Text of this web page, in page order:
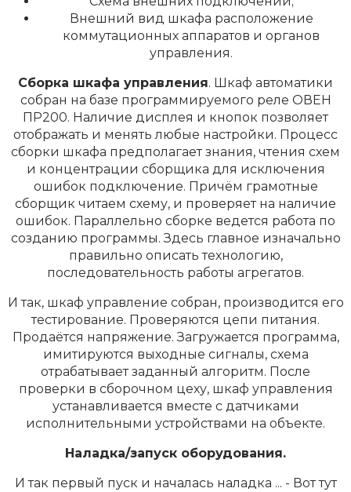
Внешний вид шкафа расположение
коммутационных аппаратов и органов
управления.
Сборка шкафа управления. Шкаф автоматики
собран на базе программируемого реле ОВЕН
ПР200. Наличие дисплея и кнопок позволяет
отображать и менять любые настройки. Процесс
сборки шкафа предполагает знания, чтения схем
и концентрации сборщика для исключения
ошибок подключение. Причём грамотные
сборщик читаем схему, и проверяет на наличие
ошибок. Параллельно сборке ведется работа по
созданию программы. Здесь главное изначально
правильно описать технологию,
последовательность работы агрегатов.
И так, шкаф управление собран, производится его
тестирование. Проверяются цепи питания.
Продаётся напряжение. Загружается программа,
имитируются выходные сигналы, схема
отрабатывает заданный алгоритм. После
проверки в сборочном цеху, шкаф управления
устанавливается вместе с датчиками
исполнительными устройствами на объекте.
Наладка/запуск оборудования.
И так первый пуск и началась наладка ... - Вот тут